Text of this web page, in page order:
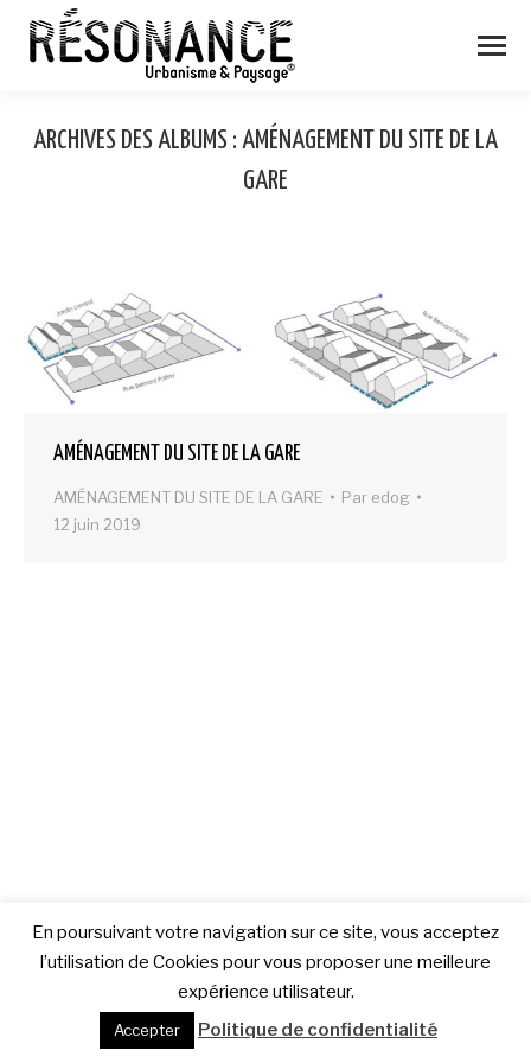
ARCHIVES DES ALBUMS : AMÉNAGEMENT DU SITE DE LA
GARE
AMÉNAGEMENT DU SITE DE LA GARE
AMÉNAGEMENT DU SITE DE LA GARE Par edog
12 juin 2019
En poursuivant votre navigation sur ce site, vous acceptez
l’utilisation de Cookies pour vous proposer une meilleure
expérience utilisateur.
Accepter Politique de confidentialité